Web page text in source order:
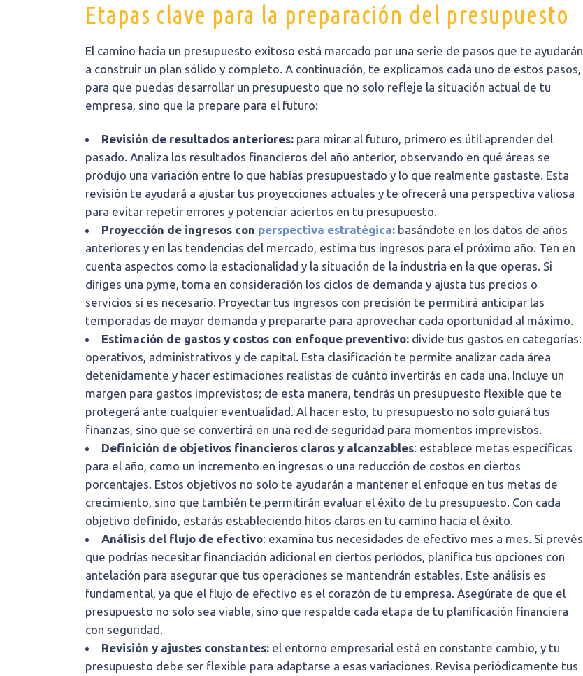
Etapas clave para la preparación del presupuesto
El camino hacia un presupuesto exitoso está marcado por una serie de pasos que te ayudarán
a construir un plan sólido y completo. A continuación, te explicamos cada uno de estos pasos,
para que puedas desarrollar un presupuesto que no solo refleje la situación actual de tu
empresa, sino que la prepare para el futuro:
Revisión de resultados anteriores: para mirar al futuro, primero es útil aprender del
pasado. Analiza los resultados financieros del año anterior, observando en qué áreas se
produjo una variación entre lo que habías presupuestado y lo que realmente gastaste. Esta
revisión te ayudará a ajustar tus proyecciones actuales y te ofrecerá una perspectiva valiosa
para evitar repetir errores y potenciar aciertos en tu presupuesto.
Proyección de ingresos con perspectiva estratégica: basándote en los datos de años
anteriores y en las tendencias del mercado, estima tus ingresos para el próximo año. Ten en
cuenta aspectos como la estacionalidad y la situación de la industria en la que operas. Si
diriges una pyme, toma en consideración los ciclos de demanda y ajusta tus precios o
servicios si es necesario. Proyectar tus ingresos con precisión te permitirá anticipar las
temporadas de mayor demanda y prepararte para aprovechar cada oportunidad al máximo.
Estimación de gastos y costos con enfoque preventivo: divide tus gastos en categorías:
operativos, administrativos y de capital. Esta clasificación te permite analizar cada área
detenidamente y hacer estimaciones realistas de cuánto invertirás en cada una. Incluye un
margen para gastos imprevistos; de esta manera, tendrás un presupuesto flexible que te
protegerá ante cualquier eventualidad. Al hacer esto, tu presupuesto no solo guiará tus
finanzas, sino que se convertirá en una red de seguridad para momentos imprevistos.
Definición de objetivos financieros claros y alcanzables: establece metas específicas
para el año, como un incremento en ingresos o una reducción de costos en ciertos
porcentajes. Estos objetivos no solo te ayudarán a mantener el enfoque en tus metas de
crecimiento, sino que también te permitirán evaluar el éxito de tu presupuesto. Con cada
objetivo definido, estarás estableciendo hitos claros en tu camino hacia el éxito.
Análisis del flujo de efectivo: examina tus necesidades de efectivo mes a mes. Si prevés
que podrías necesitar financiación adicional en ciertos periodos, planifica tus opciones con
antelación para asegurar que tus operaciones se mantendrán estables. Este análisis es
fundamental, ya que el flujo de efectivo es el corazón de tu empresa. Asegúrate de que el
presupuesto no solo sea viable, sino que respalde cada etapa de tu planificación financiera
con seguridad.
Revisión y ajustes constantes: el entorno empresarial está en constante cambio, y tu
presupuesto debe ser flexible para adaptarse a esas variaciones. Revisa periódicamente tus